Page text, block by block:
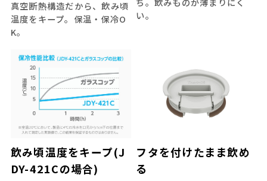
真空断熱構造だから、飲み頃
温度をキープ。保温・保冷O
K。
い。
飲み頃温度をキープ(J
DY-421Cの場合)
フタを付けたまま飲め
る